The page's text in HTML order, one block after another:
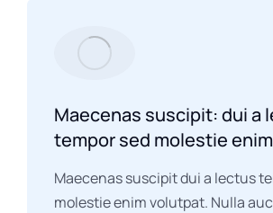
Maecenas suscipit: dui a
tempor sed molestie
Maecenas suscipit dui a lectus
molestie enim volutpat. Nulla